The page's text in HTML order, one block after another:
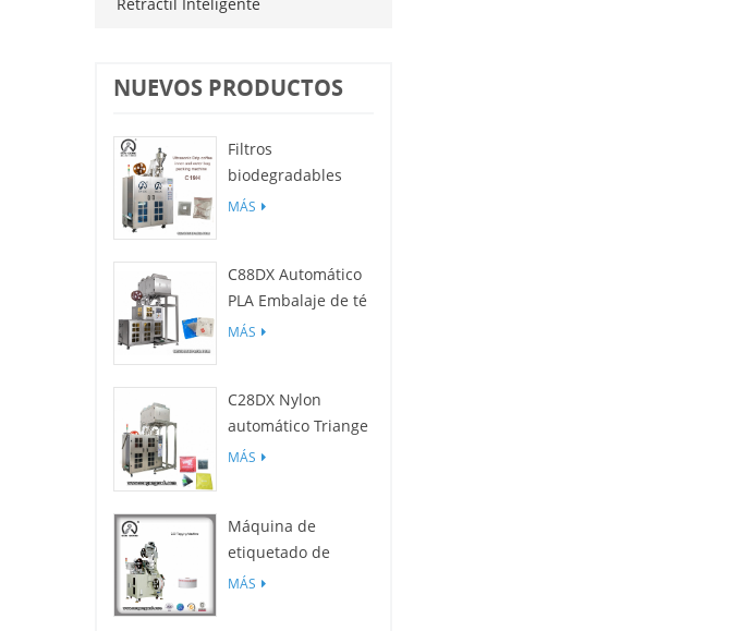
NUEVOS PRODUCTOS
Filtros
biodegradables
C19H PLA para
goteo
MÁS
C88DX Automático
PLA Embalaje de té
Máquina (bolsa
MÁS
C28DX Nylon
automático Triange
/ Piso Máquina de
pequeño
MÁS
Máquina de
etiquetado de
película c25
MÁS